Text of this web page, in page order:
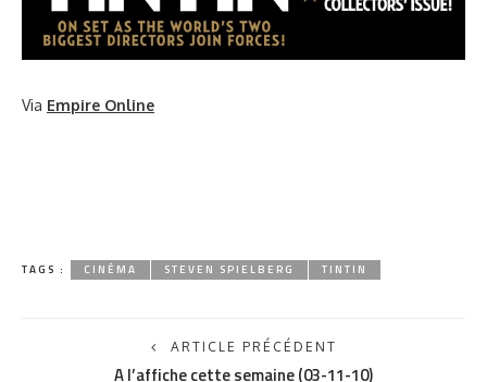
Via Empire Online
TAGS : CINÉMA STEVEN SPIELBERG TINTIN
ARTICLE PRÉCÉDENT
A l’affiche cette semaine (03-11-10)